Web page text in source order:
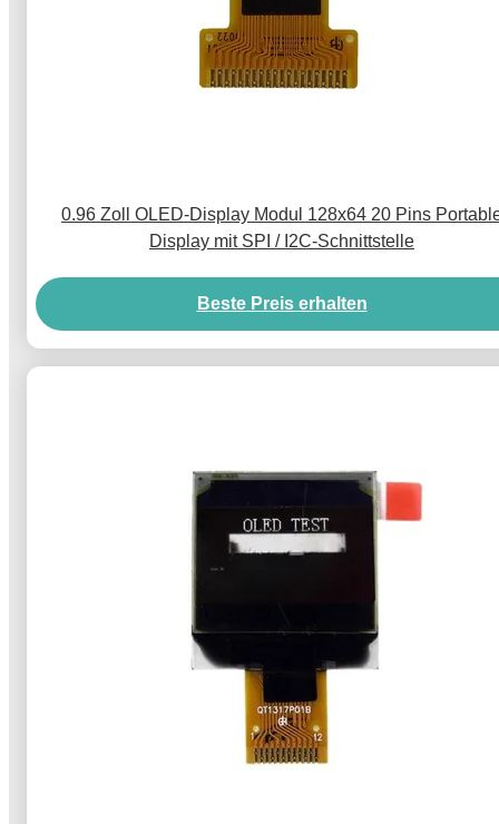
0.96 Zoll OLED-Display Modul 128x64 20 Pins
Display mit SPI / I2C-Schnittstelle
Beste Preis erhalten